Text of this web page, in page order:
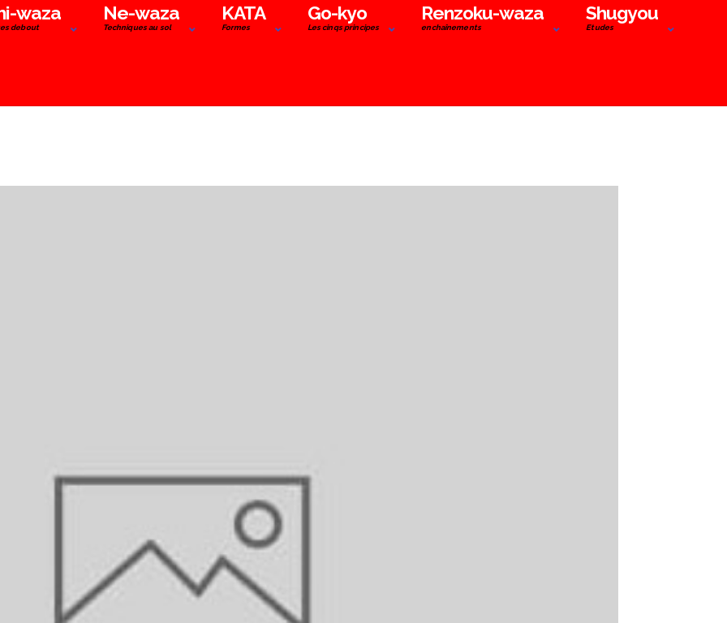
waza
debout
Ne-waza
Techniques au sol
KATA
Formes
Go-kyo
Les cinqs principes
Renzoku-waza
enchaînements
Shugyou
Etudes